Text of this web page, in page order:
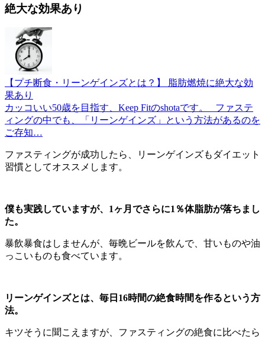
絶大な効果あり
【プチ断食・リーンゲインズとは？】 脂肪燃焼に絶大な効
果あり
カッコいい50歳を目指す、Keep Fitのshotaです。 ファステ
ィングの中でも、「リーンゲインズ」という方法があるのを
ご存知…
ファスティングが成功したら、リーンゲインズもダイエット
習慣としてオススメします。
僕も実践していますが、1ヶ月でさらに1％体脂肪が落ちまし
た。
暴飲暴食はしませんが、毎晩ビールを飲んで、甘いものや油
っこいものも食べています。
リーンゲインズとは、毎日16時間の絶食時間を作るという方
法。
キツそうに聞こえますが、ファスティングの絶食に比べたら